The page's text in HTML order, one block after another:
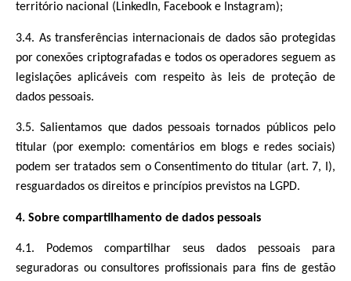
território nacional (LinkedIn, Facebook e Instagram);
3.4. As transferências internacionais de dados são protegidas
por conexões criptografadas e todos os operadores seguem as
legislações aplicáveis com respeito às leis de proteção de
dados pessoais.
3.5. Salientamos que dados pessoais tornados públicos pelo
titular (por exemplo: comentários em blogs e redes sociais)
podem ser tratados sem o Consentimento do titular (art. 7, I),
resguardados os direitos e princípios previstos na LGPD.
4. Sobre compartilhamento de dados pessoais
4.1. Podemos compartilhar seus dados pessoais para
seguradoras ou consultores profissionais para fins de gestão